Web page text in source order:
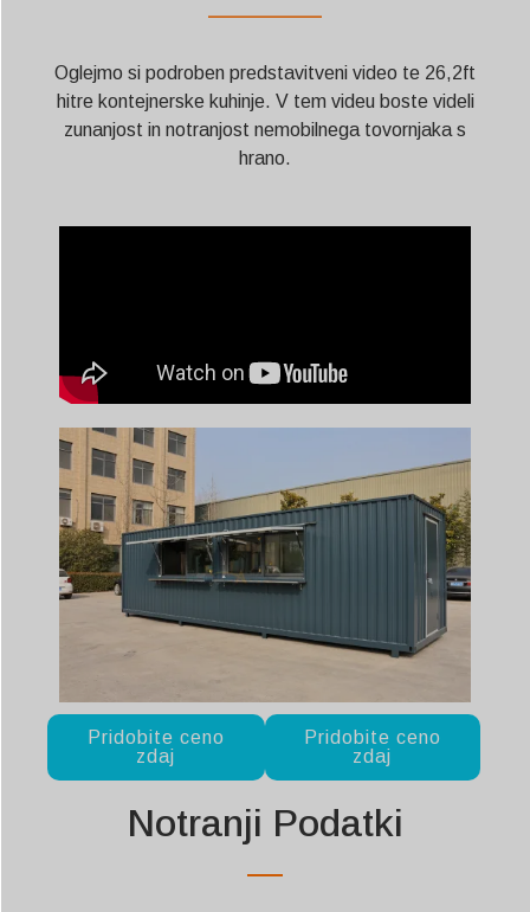
——————
Oglejmo si podroben predstavitveni video te 26,2ft
hitre kontejnerske kuhinje. V tem videu boste videli
zunanjost in notranjost nemobilnega tovornjaka s
hrano.
Pridobite ceno
zdaj
Pridobite ceno
zdaj
Notranji Podatki